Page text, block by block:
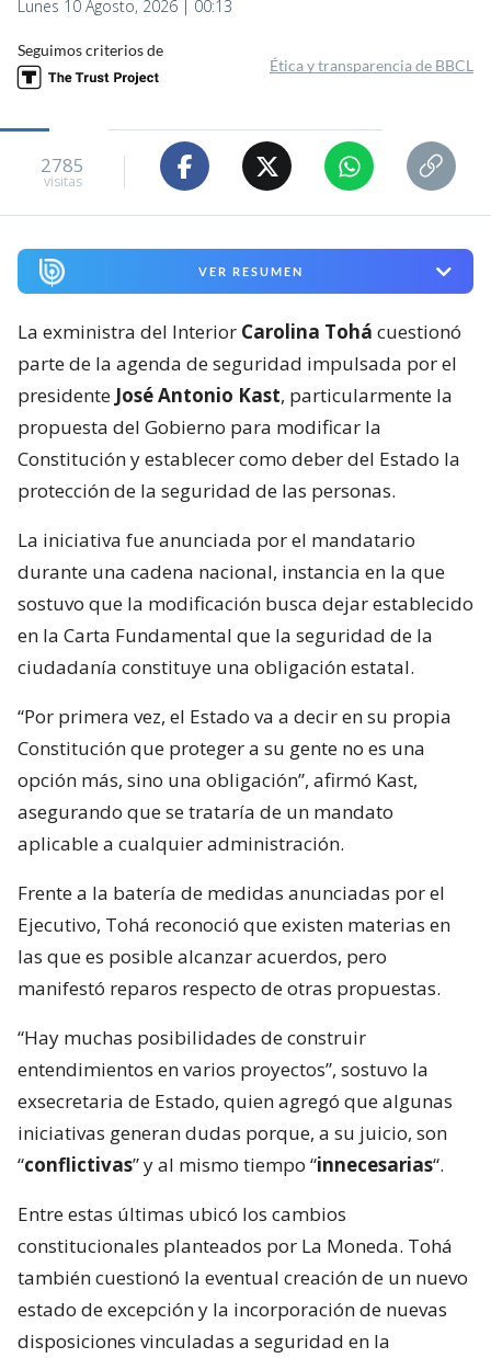
Lunes 10 Agosto, 2026 | 00:13
Seguimos criterios de
Ética y transparencia de BBCL
2785
visitas
VER RESUMEN
La exministra del Interior Carolina Tohá cuestionó
parte de la agenda de seguridad impulsada por el
presidente José Antonio Kast, particularmente la
propuesta del Gobierno para modificar la
Constitución y establecer como deber del Estado la
protección de la seguridad de las personas.
La iniciativa fue anunciada por el mandatario
durante una cadena nacional, instancia en la que
sostuvo que la modificación busca dejar establecido
en la Carta Fundamental que la seguridad de la
ciudadanía constituye una obligación estatal.
“Por primera vez, el Estado va a decir en su propia
Constitución que proteger a su gente no es una
opción más, sino una obligación”, afirmó Kast,
asegurando que se trataría de un mandato
aplicable a cualquier administración.
Frente a la batería de medidas anunciadas por el
Ejecutivo, Tohá reconoció que existen materias en
las que es posible alcanzar acuerdos, pero
manifestó reparos respecto de otras propuestas.
“Hay muchas posibilidades de construir
entendimientos en varios proyectos”, sostuvo la
exsecretaria de Estado, quien agregó que algunas
iniciativas generan dudas porque, a su juicio, son
“conflictivas” y al mismo tiempo “innecesarias“.
Entre estas últimas ubicó los cambios
constitucionales planteados por La Moneda. Tohá
también cuestionó la eventual creación de un nuevo
estado de excepción y la incorporación de nuevas
disposiciones vinculadas a seguridad en la